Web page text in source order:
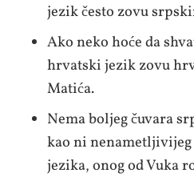
jezik često zovu
Ako neko hoće da
hrvatski jezik zovu
Matića.
Nema boljeg čuvara
kao ni
jezika, onog od Vuka